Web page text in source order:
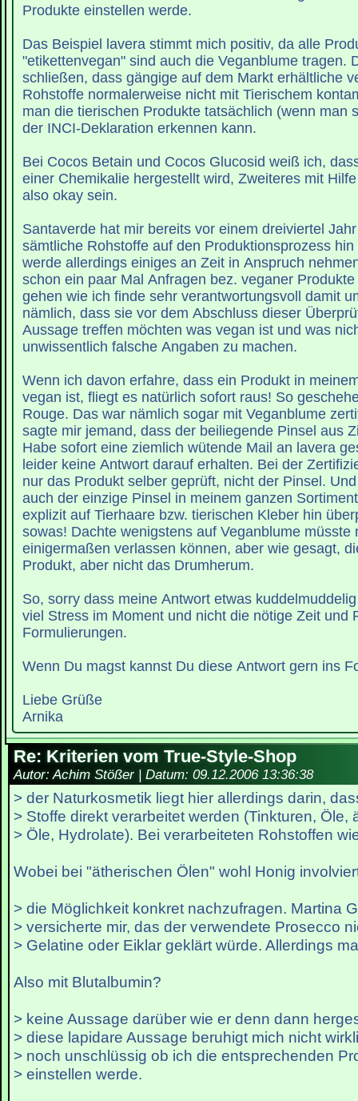
Produkte einstellen werde.
Das Beispiel lavera stimmt mich positiv, da alle
"etikettenvegan" sind auch die Veganblume tragen.
schließen, dass gängige auf dem Markt erhältliche
Rohstoffe normalerweise nicht mit Tierischem
man die tierischen Produkte tatsächlich (wenn man
der INCI-Deklaration erkennen kann.
Bei Cocos Betain und Cocos Glucosid weiß ich,
einer Chemikalie hergestellt wird, Zweiteres mit
also okay sein.
Santaverde hat mir bereits vor einem dreiviertel
sämtliche Rohstoffe auf den Produktionsprozess
werde allerdings einiges an Zeit in Anspruch
schon ein paar Mal Anfragen bez. veganer
gehen wie ich finde sehr verantwortungsvoll damit
nämlich, dass sie vor dem Abschluss dieser
Aussage treffen möchten was vegan ist und was
unwissentlich falsche Angaben zu machen.
Wenn ich davon erfahre, dass ein Produkt in
vegan ist, fliegt es natürlich sofort raus! So
Rouge. Das war nämlich sogar mit Veganblume
sagte mir jemand, dass der beiliegende Pinsel aus
Habe sofort eine ziemlich wütende Mail an lavera
leider keine Antwort darauf erhalten. Bei der
nur das Produkt selber geprüft, nicht der Pinsel.
auch der einzige Pinsel in meinem ganzen
explizit auf Tierhaare bzw. tierischen Kleber hin
sowas! Dachte wenigstens auf Veganblume müsste
einigermaßen verlassen können, aber wie gesagt,
Produkt, aber nicht das Drumherum.
So, sorry dass meine Antwort etwas
viel Stress im Moment und nicht die nötige Zeit und
Formulierungen.
Wenn Du magst kannst Du diese Antwort gern ins
Liebe Grüße
Arnika
Re: Kriterien vom True-Style-Shop
Autor: Achim Stößer | Datum: 09.12.2006 13:36:38
> der Naturkosmetik liegt hier allerdings darin,
> Stoffe direkt verarbeitet werden (Tinkturen, Öle,
> Öle, Hydrolate). Bei verarbeiteten Rohstoffen
Wobei bei "ätherischen Ölen" wohl Honig
> die Möglichkeit konkret nachzufragen. Martina
> versicherte mir, das der verwendete Prosecco
> Gelatine oder Eiklar geklärt würde. Allerdings
Also mit Blutalbumin?
> keine Aussage darüber wie er denn dann
> diese lapidare Aussage beruhigt mich nicht
> noch unschlüssig ob ich die entsprechenden
> einstellen werde.